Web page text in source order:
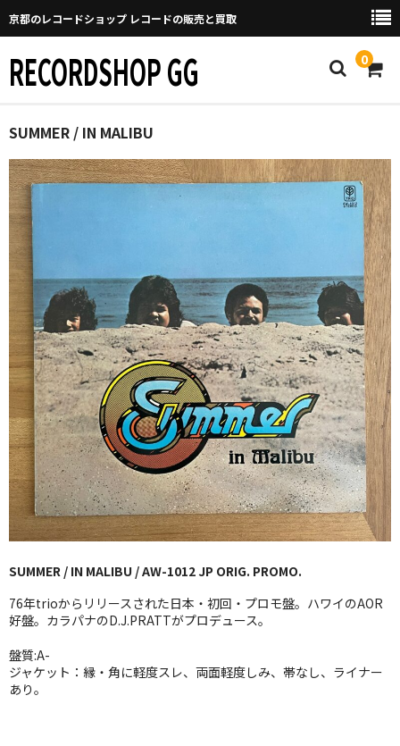
京都のレコードショップ レコードの販売と買取
RECORDSHOP GG 0
Home
マイページ
GGについて
取り置きなどについて
Categories
New Arrivals
新譜
GG RECORD （当店のレーベル）
全商品
JAZZ-US
BLUE NOTE
JAZZ-EU
JAZZ-JP
JAZZ-VOCAL
J-POP
SUMMER / IN MALIBU
SUMMER / IN MALIBU / AW-1012 JP ORIG. PROMO.
76年trioからリリースされた日本・初回・プロモ盤。ハワイのAOR
好盤。カラパナのD.J.PRATTがプロデュース。
盤質:A-
ジャケット：縁・角に軽度スレ、両面軽度しみ、帯なし、ライナー
あり。